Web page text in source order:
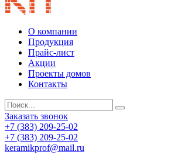
О компании
Продукция
Прайс-лист
Акции
Проекты домов
Контакты
Заказать звонок
+7 (383) 209-25-02
+7 (383) 209-25-02
keramikprof@mail.ru